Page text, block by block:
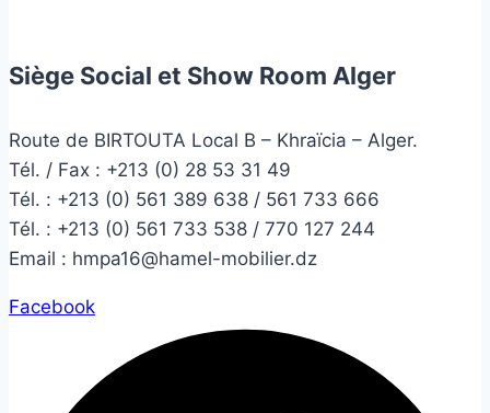
Siège Social et Show Room Alger
Route de BIRTOUTA Local B – Khraïcia – Alger.
Tél. / Fax : +213 (0) 28 53 31 49
Tél. : +213 (0) 561 389 638 / 561 733 666
Tél. : +213 (0) 561 733 538 / 770 127 244
Email : hmpa16@hamel-mobilier.dz
Facebook